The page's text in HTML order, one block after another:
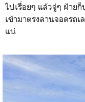
ไปเรื่อยๆ แล้วจู่ๆ ฝ้าย
เข้ามาตรงลานจอดรถ
แน่